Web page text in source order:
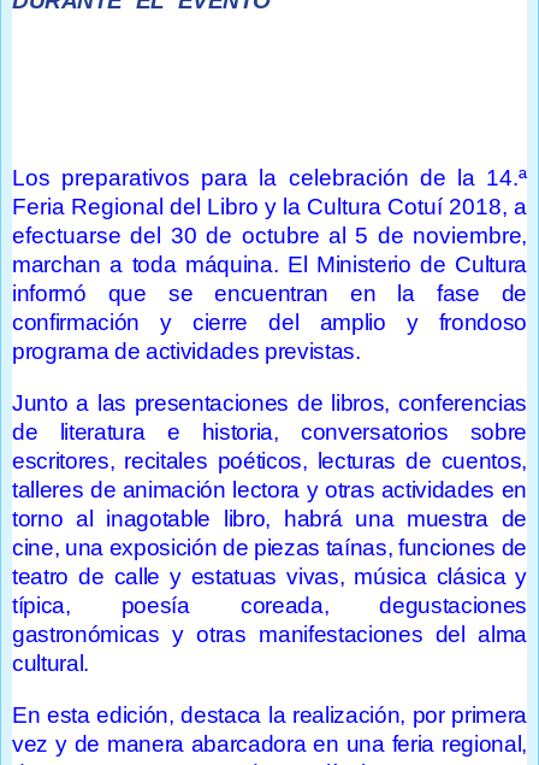
Los preparativos para la celebración de la 14.ª
Feria Regional del Libro y la Cultura Cotuí 2018, a
efectuarse del 30 de octubre al 5 de noviembre,
marchan a toda máquina. El Ministerio de Cultura
informó que se encuentran en la fase de
confirmación y cierre del amplio y frondoso
programa de actividades previstas.
Junto a las presentaciones de libros, conferencias
de literatura e historia, conversatorios sobre
escritores, recitales poéticos, lecturas de cuentos,
talleres de animación lectora y otras actividades en
torno al inagotable libro, habrá una muestra de
cine, una exposición de piezas taínas, funciones de
teatro de calle y estatuas vivas, música clásica y
típica, poesía coreada, degustaciones
gastronómicas y otras manifestaciones del alma
cultural.
En esta edición, destaca la realización, por primera
vez y de manera abarcadora en una feria regional,